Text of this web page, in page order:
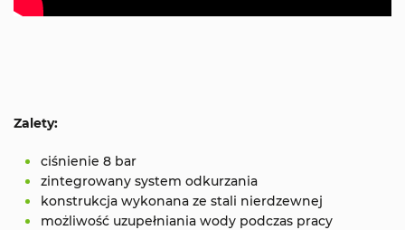
Zalety:
ciśnienie 8 bar
zintegrowany system odkurzania
konstrukcja wykonana ze stali nierdzewnej
możliwość uzupełniania wody podczas pracy